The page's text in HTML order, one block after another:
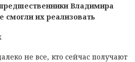
Владимира
смогли их реализовать
не все, кто сейчас получают